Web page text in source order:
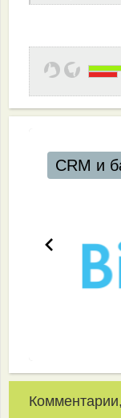
Комментарии,